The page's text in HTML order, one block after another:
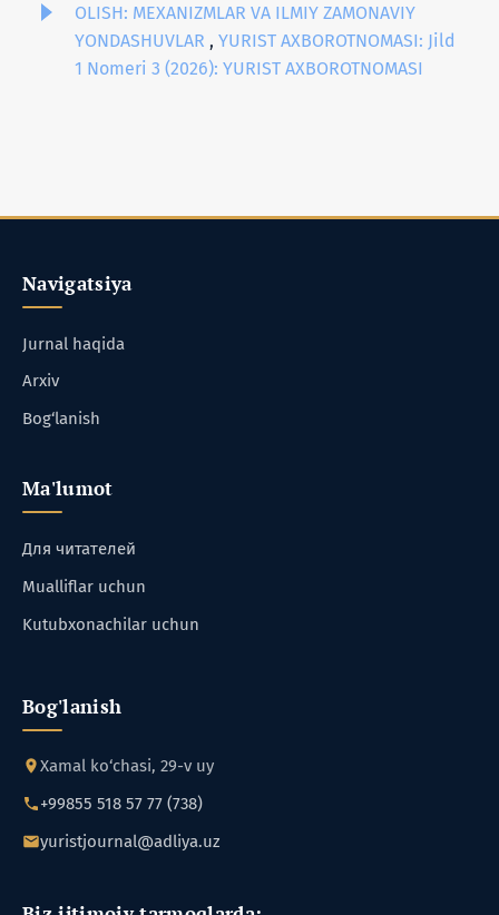
OLISH: MEXANIZMLAR VA ILMIY ZAMONAVIY
YONDASHUVLAR , YURIST AXBOROTNOMASI: Jild
1 Nomeri 3 (2026): YURIST AXBOROTNOMASI
Navigatsiya
Jurnal haqida
Arxiv
Bog‘lanish
Ma'lumot
Для читателей
Mualliflar uchun
Kutubxonachilar uchun
Bog'lanish
Xamal ko‘chasi, 29-v uy
+99855 518 57 77 (738)
yuristjournal@adliya.uz